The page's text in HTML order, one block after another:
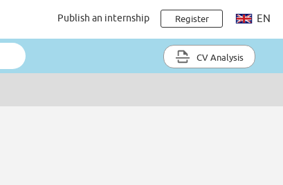
Publish an internship Register EN
CV Analysis